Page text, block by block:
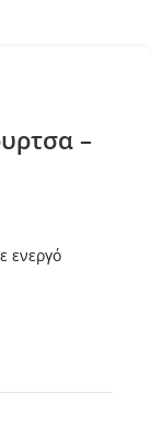
–
ενεργό